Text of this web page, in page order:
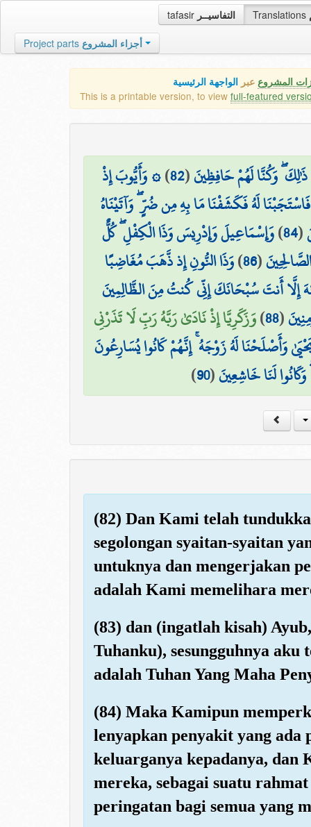
tafasir التفاسيــر Translations
Project parts أجزاء المشروع
المشروع عبر الواجهة الرئيسية
This is a printable version, to view full-featured
وَكُنَّا لَهُمْ حَافِظِينَ(
82
)۞ وَأَيُّوبَ إِذْ
فَاسْتَجَبْنَا لَهُ فَكَشَفْنَا مَا بِهِ مِن ضُرٍّ ۖ وَآتَيْنَاهُ
(
84
)وَإِسْمَاعِيلَ وَإِدْرِيسَ وَذَا الْكِفْلِ ۖ كُلٌّ
(
86
)وَذَا النُّونِ إِذ ذَّهَبَ مُغَاضِبًا
إِلَّا أَنتَ سُبْحَانَكَ إِنِّي كُنتُ مِنَ الظَّالِمِينَ
(
88
)وَزَكَرِيَّا إِذْ نَادَىٰ رَبَّهُ رَبِّ لَا تَذَرْنِي
وَأَصْلَحْنَا لَهُ زَوْجَهُ ۚ إِنَّهُمْ كَانُوا يُسَارِعُونَ
لَنَا خَاشِعِينَ(
90
)
(82) Dan Kami telah
segolongan syaitan-syaitan
untuknya dan mengerjakan
adalah Kami memelihara
(83) dan (ingatlah kisah)
Tuhanku), sesungguhnya
adalah Tuhan Yang Maha
(84) Maka Kamipun
lenyapkan penyakit yang
keluarganya kepadanya, dan
mereka, sebagai suatu
peringatan bagi semua yang